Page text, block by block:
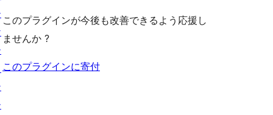
このプラグインが今後も改善できるよう応援し
ませんか ?
このプラグインに寄付